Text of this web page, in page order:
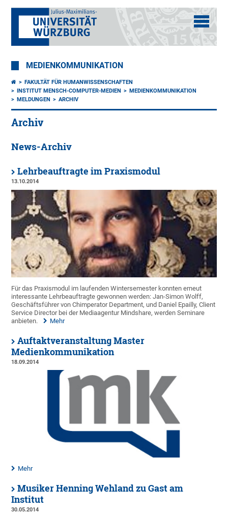
MEDIENKOMMUNIKATION
FAKULTÄT FÜR HUMANWISSENSCHAFTEN
INSTITUT MENSCH-COMPUTER-MEDIEN
MEDIENKOMMUNIKATION
MELDUNGEN
ARCHIV
Archiv
News-Archiv
Lehrbeauftragte im Praxismodul
13.10.2014
Für das Praxismodul im laufenden Wintersemester konnten erneut
interessante Lehrbeauftragte gewonnen werden: Jan-Simon Wolff,
Geschäftsführer von Chimperator Department, und Daniel Epailly, Client
Service Director bei der Mediaagentur Mindshare, werden Seminare
anbieten.
Mehr
Auftaktveranstaltung Master
Medienkommunikation
18.09.2014
Mehr
Musiker Henning Wehland zu Gast am
Institut
30.05.2014